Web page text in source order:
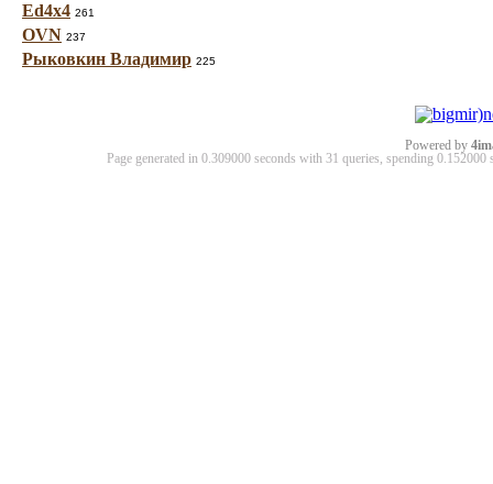
Ed4x4 261
OVN 237
Рыковкин Владимир 225
Powered by
Page generated in 0.309000 seconds with 31 queries, spending